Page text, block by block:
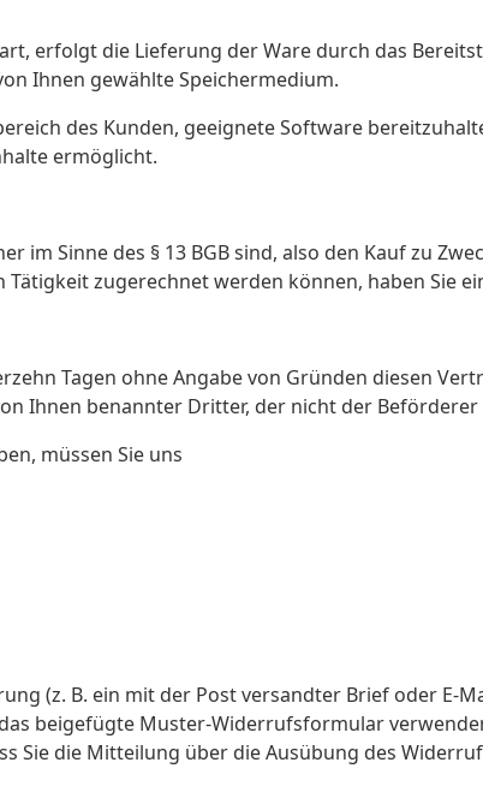
erfolgt die Lieferung der Ware durch das
Ihnen gewählte Speichermedium.
des Kunden, geeignete Software
ermöglicht.
im Sinne des § 13 BGB sind, also den Kauf zu
zugerechnet werden können, haben Sie
Tagen ohne Angabe von Gründen diesen
Ihnen benannter Dritter, der nicht der
müssen Sie uns
(z. B. ein mit der Post versandter Brief oder E-
beigefügte Muster-Widerrufsformular
Sie die Mitteilung über die Ausübung des